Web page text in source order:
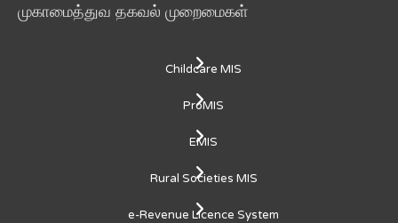
முகாமைத்துவ தகவல் முறைமைகள்
Childcare MIS
ProMIS
EMIS
Rural Societies MIS
e-Revenue Licence System